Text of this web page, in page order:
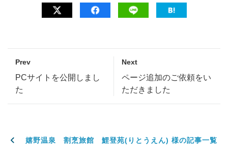
Prev
PCサイトを公開しまし
た
Next
ページ追加のご依頼をい
ただきました
嬉野温泉 割烹旅館 鯉登苑(りとうえん) 様の記事一覧